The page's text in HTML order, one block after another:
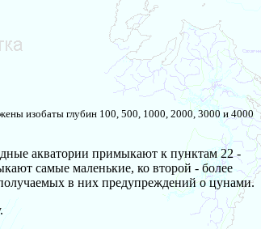
изобаты глубин 100, 500, 1000, 2000, 3000 и 4000
акватории примыкают к пунктам 22 -
самые маленькие, ко второй - более
в них предупреждений о цунами.